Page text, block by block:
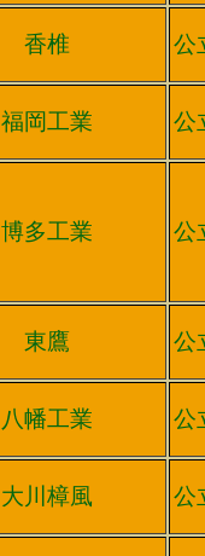
香椎 公
福岡工業 公
博多工業 公
東鷹 公
八幡工業 公
大川樟風 公